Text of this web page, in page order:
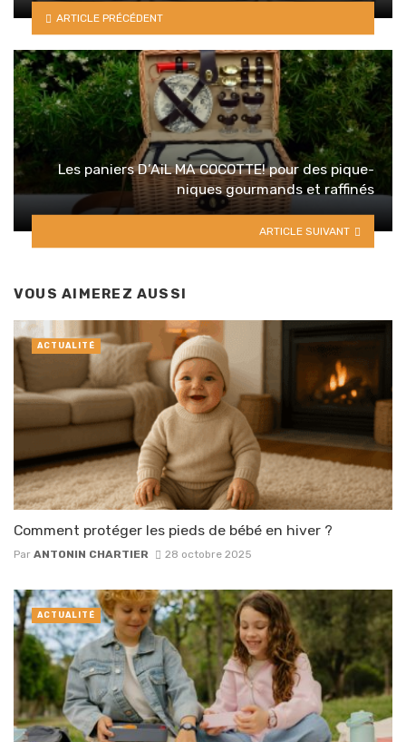
ARTICLE PRÉCÉDENT
Les paniers D’AiL MA COCOTTE! pour des pique-
niques gourmands et raffinés
ARTICLE SUIVANT
VOUS AIMEREZ AUSSI
Comment protéger les pieds de bébé en hiver ?
Par ANTONIN CHARTIER 28 octobre 2025
ACTUALITÉ
ACTUALITÉ